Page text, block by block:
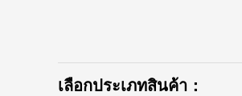
เลือกประเภทสินค้า：